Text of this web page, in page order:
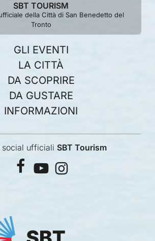
SBT TOURISM
della Città di San Benedetto del
Tronto
GLI EVENTI
LA CITTÀ
DA SCOPRIRE
DA GUSTARE
INFORMAZIONI
social ufficiali SBT Tourism
facebook
youtubeinstagram